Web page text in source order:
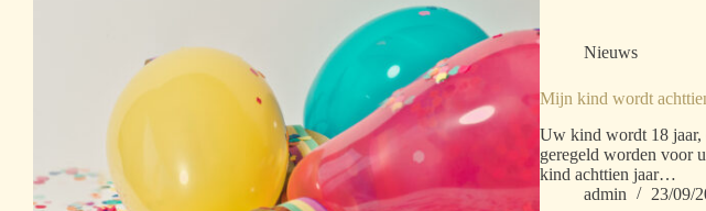
Nieuws
Mijn kind wordt
Uw kind wordt 18 jaar,
geregeld worden voor
kind achttien jaar…
admin
23/09/